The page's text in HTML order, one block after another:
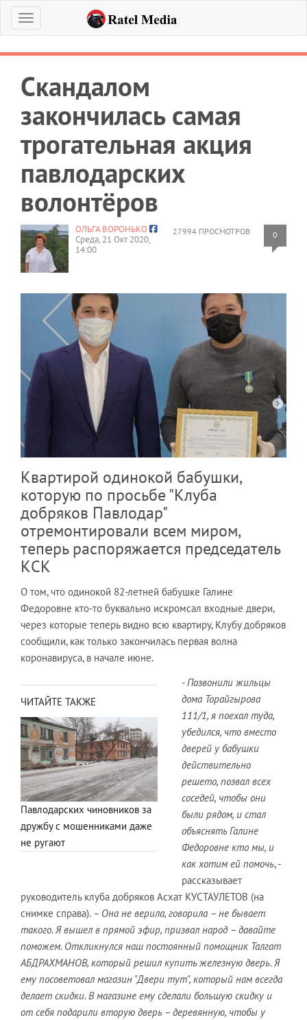
Меню
Скандалом
закончилась самая
трогательная акция
павлодарских
волонтёров
27994 ПРОСМОТРОВ 0
ОЛЬГА ВОРОНЬКО
Среда, 21 Окт 2020,
14:00
Квартирой одинокой бабушки,
которую по просьбе "Клуба
добряков Павлодар"
отремонтировали всем миром,
теперь распоряжается председатель
КСК
О том, что одинокой 82-летней бабушке Галине
Федоровне кто-то буквально искромсал входные двери,
через которые теперь видно всю квартиру, Клубу добряков
сообщили, как только закончилась первая волна
коронавируса, в начале июне.
ЧИТАЙТЕ ТАКЖЕ
Павлодарских чиновников за
дружбу с мошенниками даже
не ругают
- Позвонили жильцы
дома Торайгырова
111/1, я поехал туда,
убедился, что вместо
дверей у бабушки
действительно
решето, позвал всех
соседей, чтобы они
были рядом, и стал
объяснять Галине
Федоровне кто мы, и
как хотим ей помочь, -
рассказывает
руководитель клуба добряков Асхат КУСТАУЛЕТОВ (на
снимке справа). – Она не верила, говорила – не бывает
такого. Я вышел в прямой эфир, призвал народ – давайте
поможем. Откликнулся наш постоянный помощник Талгат
АБДРАХМАНОВ, который решил купить железную дверь. Я
ему посоветовал магазин "Двери тут", который нам всегда
делает скидки. В магазине ему сделали большую скидку и
от себя подарили вторую дверь – деревянную, чтобы у